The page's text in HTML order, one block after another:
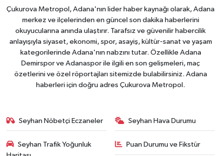
Çukurova Metropol, Adana'nın lider haber kaynağı olarak, Adana
merkez ve ilçelerinden en güncel son dakika haberlerini
okuyucularına anında ulaştırır. Tarafsız ve güvenilir habercilik
anlayışıyla siyaset, ekonomi, spor, asayiş, kültür-sanat ve yaşam
kategorilerinde Adana'nın nabzını tutar. Özellikle Adana
Demirspor ve Adanaspor ile ilgili en son gelişmeleri, maç
özetlerini ve özel röportajları sitemizde bulabilirsiniz. Adana
haberleri için doğru adres Çukurova Metropol.
Seyhan Nöbetçi Eczaneler Seyhan Hava Durumu
Seyhan Trafik Yoğunluk
Puan Durumu ve Fikstür